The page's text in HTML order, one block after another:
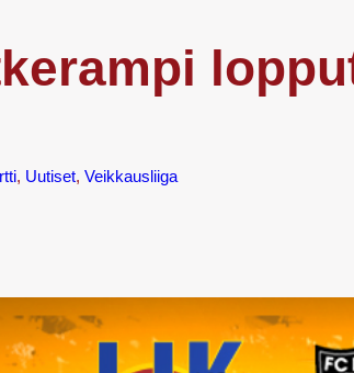
, Uutiset, Veikkausliiga